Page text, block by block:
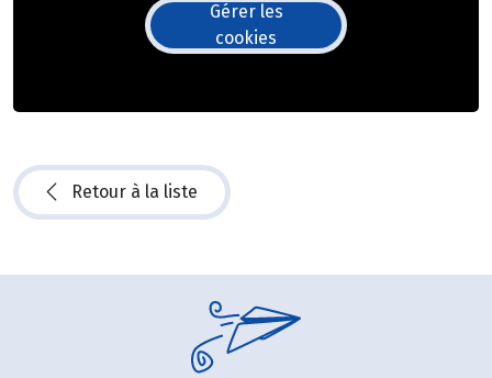
Gérer les
cookies
Retour à la liste